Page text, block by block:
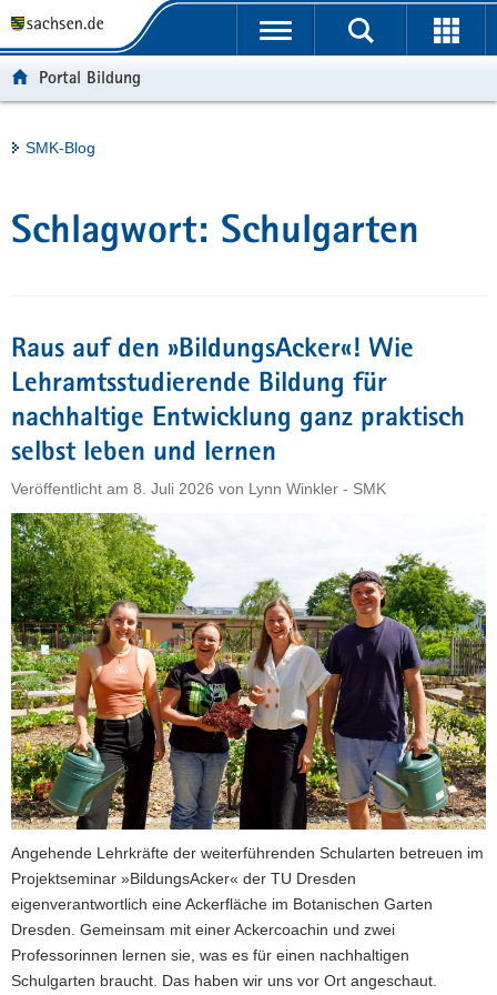
t
e
r
i
e
n
d
N
a
v
i
g
a
t
i
o
n
u
h
a
e
v
e
Portalübergreifende
Portal Bildung
Hauptinhalt
SMK-Blog
Schlagwort: Schulgarten
Raus auf den »BildungsAcker«! Wie
Lehramtsstudierende Bildung für
nachhaltige Entwicklung ganz praktisch
selbst leben und lernen
Veröffentlicht am 8. Juli 2026 von Lynn Winkler - SMK
Angehende Lehrkräfte der weiterführenden Schularten betreuen im
Projektseminar »BildungsAcker« der TU Dresden
eigenverantwortlich eine Ackerfläche im Botanischen Garten
Dresden. Gemeinsam mit einer Ackercoachin und zwei
Professorinnen lernen sie, was es für einen nachhaltigen
Schulgarten braucht. Das haben wir uns vor Ort angeschaut.